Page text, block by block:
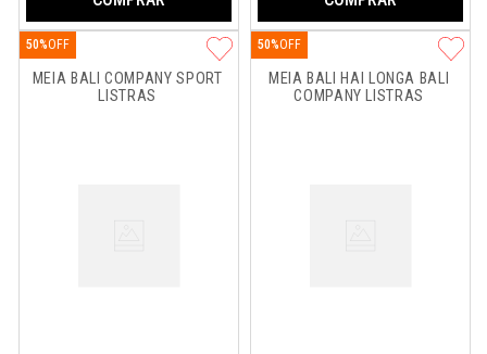
MEIA BALI COMPANY SPORT
LISTRAS
50%
MEIA BALI HAI LONGA BALI
COMPANY LISTRAS
50%